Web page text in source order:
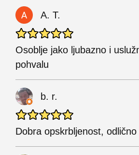
A. T.
Osoblje jako ljubazno i
pohvalu
b. r.
Dobra opskrbljenost, odlično